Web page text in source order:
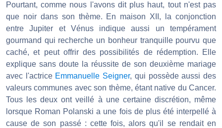
Pourtant, comme nous l'avons dit plus haut, tout n'est pas
que noir dans son thème. En maison XII, la conjonction
entre Jupiter et Vénus indique aussi un tempérament
gourmand qui recherche un bonheur tranquille pourvu que
caché, et peut offrir des possibilités de rédemption. Elle
explique sans doute la réussite de son deuxième mariage
avec l'actrice Emmanuelle Seigner, qui possède aussi des
valeurs communes avec son thème, étant native du Cancer.
Tous les deux ont veillé à une certaine discrétion, même
lorsque Roman Polanski a une fois de plus été interpellé à
cause de son passé : cette fois, alors qu'il se rendait en